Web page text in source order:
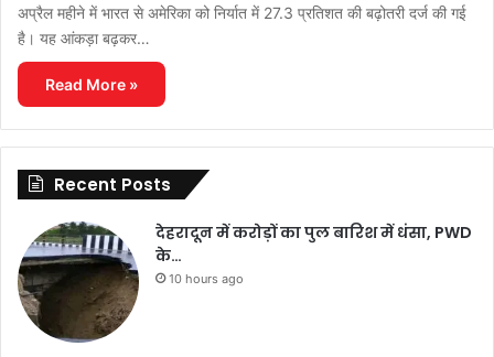
अप्रैल महीने में भारत से अमेरिका को निर्यात में 27.3 प्रतिशत की बढ़ोतरी दर्ज की गई
है। यह आंकड़ा बढ़कर…
Read More »
Recent Posts
देहरादून में करोड़ों का पुल बारिश में धंसा, PWD
के…
10 hours ago